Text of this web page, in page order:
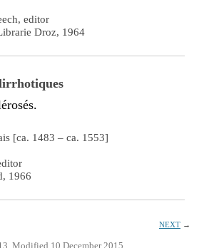
editor
Droz, 1964
[ca. 1483 – ca. 1553]
1966
NEXT →
Modified 10 December 2015.